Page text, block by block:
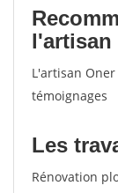
l'artisan
L'artisan
témoignages
Les
Rénovation